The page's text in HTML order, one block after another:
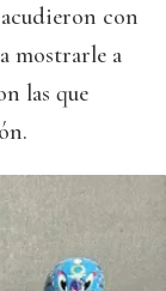
con
mostrarle a
las que